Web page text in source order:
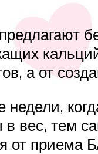
а от
недели,
вес, тем
от